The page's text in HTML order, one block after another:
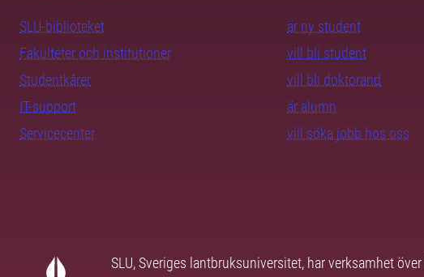
SLU-biblioteket
Fakulteter och institutioner
Studentkårer
IT-support
Servicecenter
är ny student
vill bli student
vill bli doktorand
är alumn
vill söka jobb hos oss
SLU, Sveriges lantbruksuniversitet, har verksamhet